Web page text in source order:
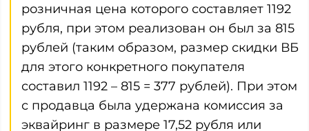
розничная цена которого составляет 1192
рубля, при этом реализован он был за 815
рублей (таким образом, размер скидки ВБ
для этого конкретного покупателя
составил 1192 – 815 = 377 рублей). При этом
с продавца была удержана комиссия за
эквайринг в размере 17,52 рубля или